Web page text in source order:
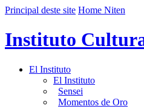
Principal deste site Home Niten
Instituto
El Instituto
El Instituto
Sensei
Momentos de Oro